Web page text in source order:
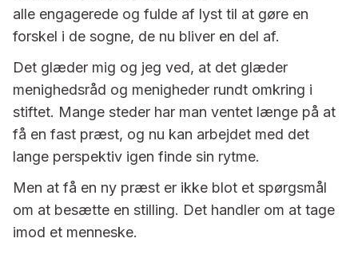
alle engagerede og fulde af lyst til at gøre en
forskel i de sogne, de nu bliver en del af.
Det glæder mig og jeg ved, at det glæder
menighedsråd og menigheder rundt omkring i
stiftet. Mange steder har man ventet længe på at
få en fast præst, og nu kan arbejdet med det
lange perspektiv igen finde sin rytme.
Men at få en ny præst er ikke blot et spørgsmål
om at besætte en stilling. Det handler om at tage
imod et menneske.